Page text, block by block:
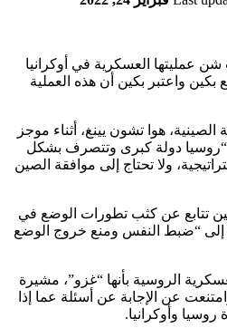
عمليتها العسكرية في أوكرانيا
واعتبر بكين أن هذه العملية
هوا تشون يينغ، أثناء موجز
دولة كبرى وتتصرف بشكل
ولا تحتاج إلى موافقة الصين
تتابع عن كثب تطورات الوضع في
إلى “ضبط النفس ومنع خروج الوضع
الروسية بأنها “غزو”، مشيرة
عن الإجابة عن أسئلة عما إذا
وأوكرانيا.